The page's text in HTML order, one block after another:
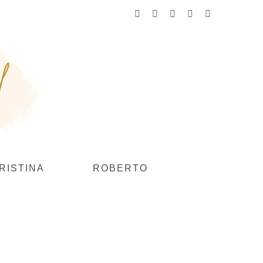
FacebookInstagramYouTube
Flickr
ROBERTO